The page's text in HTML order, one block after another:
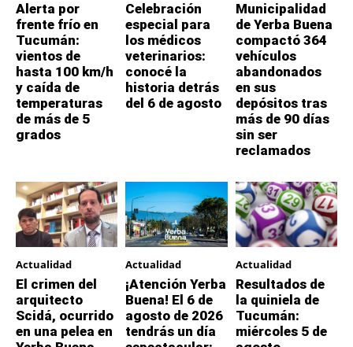
Alerta por
frente frío en
Tucumán:
vientos de
hasta 100 km/h
y caída de
temperaturas
de más de 5
grados
Celebración
especial para
los médicos
veterinarios:
conocé la
historia detrás
del 6 de agosto
Municipalidad
de Yerba Buena
compactó 364
vehículos
abandonados
en sus
depósitos tras
más de 90 días
sin ser
reclamados
Actualidad
El crimen del
arquitecto
Scidá, ocurrido
en una pelea en
Actualidad
¡Atención Yerba
Buena! El 6 de
agosto de 2026
tendrás un día
Actualidad
Resultados de
la quiniela de
Tucumán:
miércoles 5 de